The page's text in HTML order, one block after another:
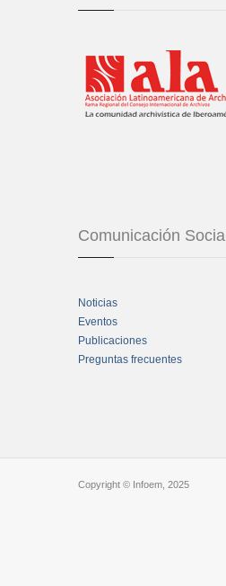
Comunicación Social
Noticias
Eventos
Publicaciones
Preguntas frecuentes
Copyright © Infoem, 2025